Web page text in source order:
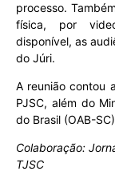
processo.
física, por
disponível, as
do Júri.
A reunião contou
PJSC, além do
do Brasil (OAB-
Colaboração:
TJSC